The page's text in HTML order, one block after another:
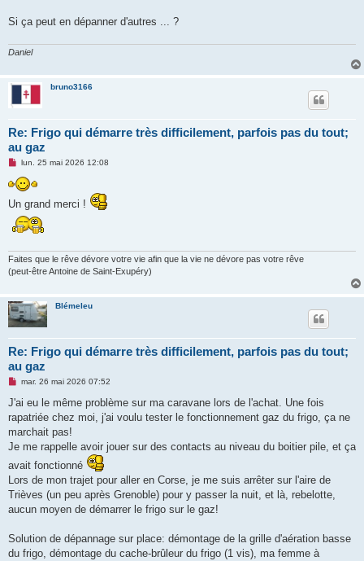
Si ça peut en dépanner d'autres ... ?
Daniel
bruno3166
Re: Frigo qui démarre très difficilement, parfois pas du tout;
au gaz
M
s
s
a
g
e
n
n
l
u
lun. 25 mai 2026 12:08
Un grand merci !
Faites que le rêve dévore votre vie afin que la vie ne dévore pas votre rêve
(peut-être Antoine de Saint-Exupéry)
Blémeleu
Re: Frigo qui démarre très difficilement, parfois pas du tout;
au gaz
M
s
a
g
n
n
l
u
mar. 26 mai 2026 07:52
J'ai eu le même problème sur ma caravane lors de l'achat. Une fois
rapatriée chez moi, j'ai voulu tester le fonctionnement gaz du frigo, ça ne
marchait pas!
Je me rappelle avoir jouer sur des contacts au niveau du boitier pile, et ça
avait fonctionné
Lors de mon trajet pour aller en Corse, je me suis arrêter sur l'aire de
Trièves (un peu après Grenoble) pour y passer la nuit, et là, rebelotte,
aucun moyen de démarrer le frigo sur le gaz!
Solution de dépannage sur place: démontage de la grille d'aération basse
du frigo, démontage du cache-brûleur du frigo (1 vis), ma femme à